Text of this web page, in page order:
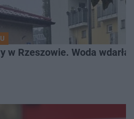
w Rzeszowie. Woda